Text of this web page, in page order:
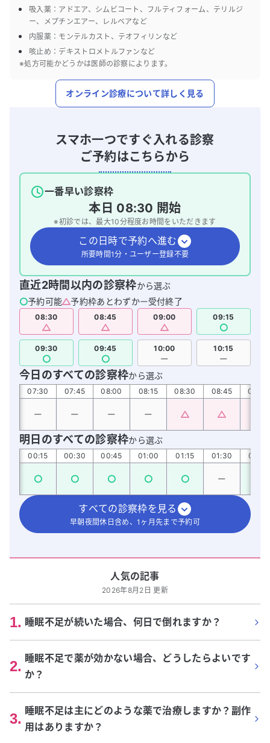
吸入薬：アドエア、シムビコート、フルティフォーム、テリルジ
ー、メプチンエアー、レルベアなど
内服薬：モンテルカスト、テオフィリンなど
咳止め：デキストロメトルファンなど
※処方可能かどうかは医師の診察によります。
オンライン診療について詳しく見る
スマホ一つですぐ入れる診察
ご予約はこちらから
一番早い診察枠
本日 08:30 開始
※初診では、最大10分程度お時間をいただきます
この日時で予約へ進む
所要時間1分・ユーザー登録不要
直近2時間以内の診察枠から選ぶ
予約可能
予約枠あとわずか 受付終了
08:30 08:45 09:00 09:15
09:30 09:45 10:00 10:15
今日のすべての診察枠から選ぶ
07:30 07:45 08:00 08:15 08:30 08:45 09:00
明日のすべての診察枠から選ぶ
00:15 00:30 00:45 01:00 01:15 01:30 01:45
すべての診察枠を見る
早朝夜間休日含め、1ヶ月先まで予約可
人気の記事
2026年8月2日 更新
1. 睡眠不足が続いた場合、何日で倒れますか？
2. 睡眠不足で薬が効かない場合、どうしたらよいです
か？
3. 睡眠不足は主にどのような薬で治療しますか？副作
用はありますか？